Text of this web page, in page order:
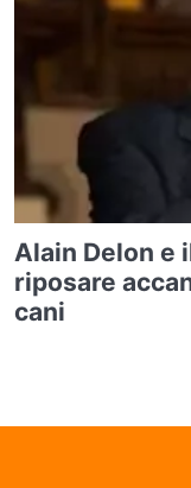
Alain Delon e
riposare
cani